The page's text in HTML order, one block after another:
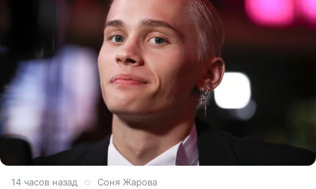
14 часов назад Соня Жарова